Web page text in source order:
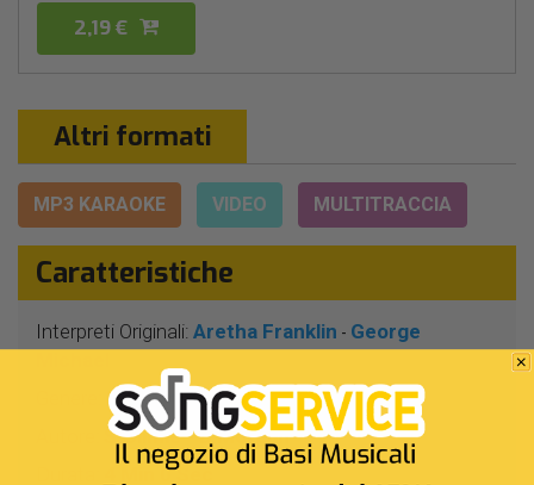
2,19 €
Altri formati
MP3 KARAOKE VIDEO MULTITRACCIA
Caratteristiche
Interpreti Originali: Aretha Franklin - George
Pop America
S.Climie - D.Morgan
4 Min 0 Sec